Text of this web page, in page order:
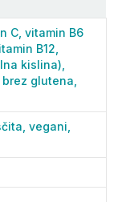
C, vitamin B6
B12,
kislina),
brez glutena,
vegani,